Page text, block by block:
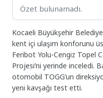
Özet bulunamadı.
Kocaeli Büyükşehir
kent içi ulaşım konforunu
Feribot Yolu-Cengiz Topel
Projesi’ni yerinde inceledi.
otomobil TOGG’un
yeni kavşağı test etti.